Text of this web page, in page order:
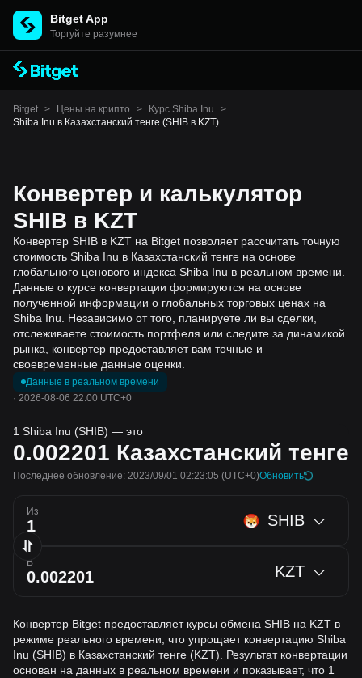
Bitget App
Торгуйте разумнее
Bitget > Цены на крипто > Курс Shiba Inu
>
Shiba Inu в Казахстанский тенге (SHIB в KZT)
Конвертер и калькулятор
SHIB в KZT
Конвертер SHIB в KZT на Bitget позволяет рассчитать точную
стоимость Shiba Inu в Казахстанский тенге на основе
глобального ценового индекса Shiba Inu в реальном времени.
Данные о курсе конвертации формируются на основе
полученной информации о глобальных торговых ценах на
Shiba Inu. Независимо от того, планируете ли вы сделки,
отслеживаете стоимость портфеля или следите за динамикой
рынка, конвертер предоставляет вам точные и
своевременные данные оценки.
Данные в реальном времени
· 2026-08-06 22:00 UTC+0
1 Shiba Inu (SHIB) — это
0.002201 Казахстанский тенге
Последнее обновление: 2023/09/01 02:23:05 (UTC+0)Обновить
Из SHIB
В KZT
Конвертер Bitget предоставляет курсы обмена SHIB на KZT в
режиме реального времени, что упрощает конвертацию Shiba
Inu (SHIB) в Казахстанский тенге (KZT). Результат конвертации
основан на данных в реальном времени и показывает, что 1